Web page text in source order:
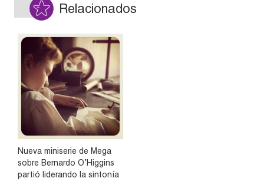
Relacionados
Nueva miniserie de Mega
sobre Bernardo O’Higgins
partió liderando la sintonía